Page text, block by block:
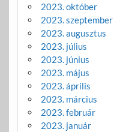
2023. október
2023. szeptember
2023. augusztus
2023. július
2023. június
2023. május
2023. április
2023. március
2023. február
2023. január